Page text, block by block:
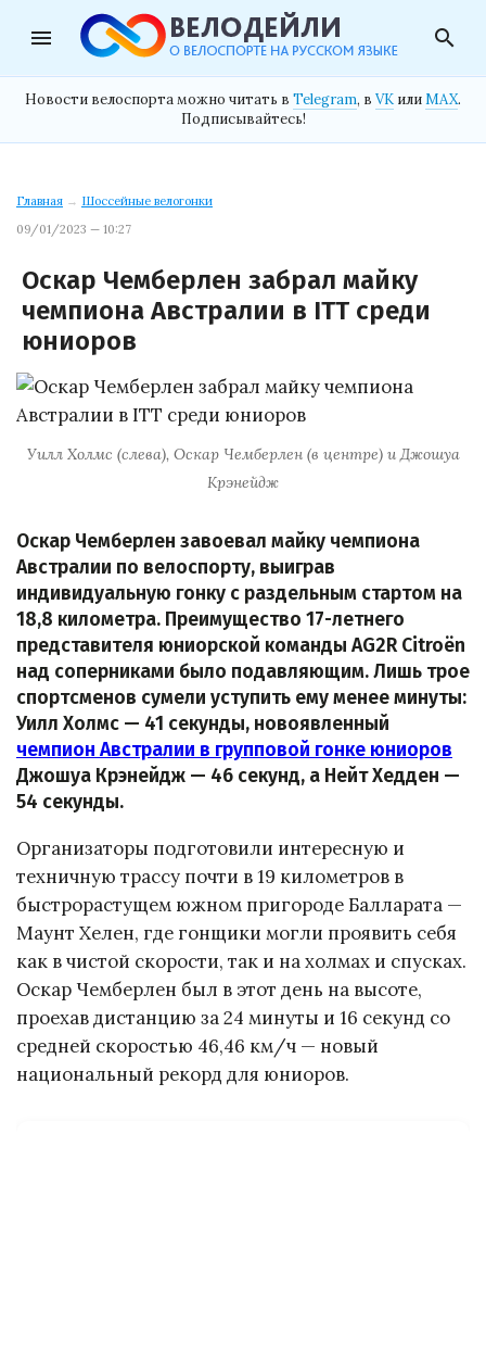
menu search
Новости велоспорта можно читать в Telegram, в VK илиMAX.
Подписывайтесь!
Главная → Шоссейные велогонки
09/01/2023 — 10:27
Оскар Чемберлен забрал майку
чемпиона Австралии в ITT среди
юниоров
Уилл Холмс (слева), Оскар Чемберлен (в центре) и Джошуа
Крэнейдж
Оскар Чемберлен завоевал майку чемпиона
Австралии по велоспорту, выиграв
индивидуальную гонку с раздельным стартом на
18,8 километра. Преимущество 17-летнего
представителя юниорской команды AG2R Citroën
над соперниками было подавляющим. Лишь трое
спортсменов сумели уступить ему менее минуты:
Уилл Холмс — 41 секунды, новоявленный
чемпион Австралии в групповой гонке юниоров
Джошуа Крэнейдж — 46 секунд, а Нейт Хедден —
54 секунды.
Организаторы подготовили интересную и
техничную трассу почти в 19 километров в
быстрорастущем южном пригороде Балларата —
Маунт Хелен, где гонщики могли проявить себя
как в чистой скорости, так и на холмах и спусках.
Оскар Чемберлен был в этот день на высоте,
проехав дистанцию за 24 минуты и 16 секунд со
средней скоростью 46,46 км/ч — новый
национальный рекорд для юниоров.